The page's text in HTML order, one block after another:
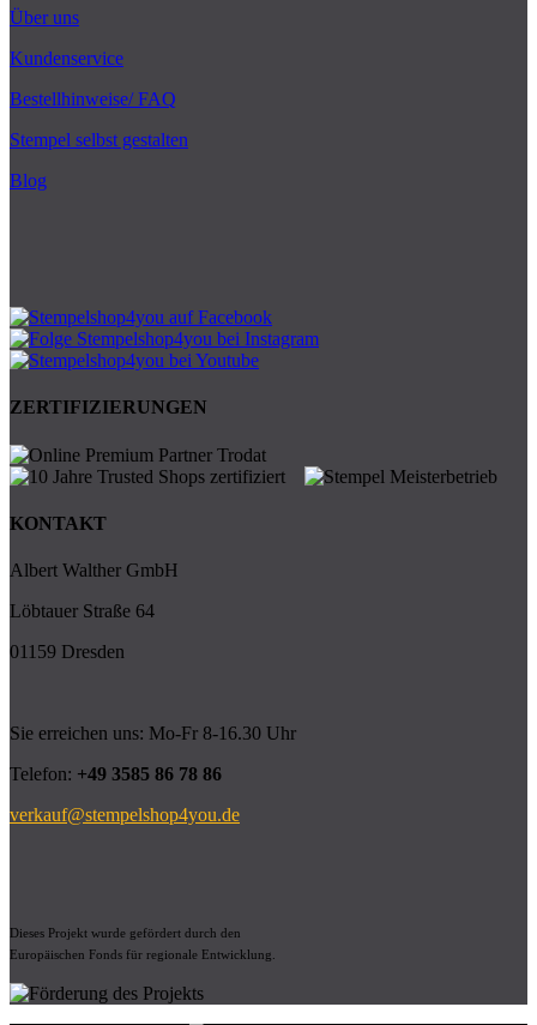
Über uns
Kundenservice
Bestellhinweise/ FAQ
Stempel selbst gestalten
Blog
ZERTIFIZIERUNGEN
KONTAKT
Albert Walther GmbH
Löbtauer Straße 64
01159 Dresden
Sie erreichen uns: Mo-Fr 8-16.30 Uhr
Telefon: +49 3585 86 78 86
verkauf@stempelshop4you.de
Dieses Projekt wurde gefördert durch den
Europäischen Fonds für regionale Entwicklung.